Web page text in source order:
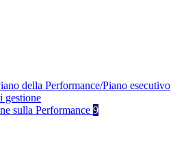
della Performance/Piano esecutivo
gestione
sulla Performance 9